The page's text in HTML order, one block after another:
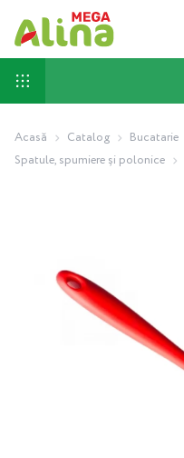
Acasă Catalog Bucatarie
Spatule, spumiere și polonice